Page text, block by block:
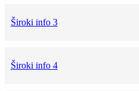
Široki info 3
Široki info 4